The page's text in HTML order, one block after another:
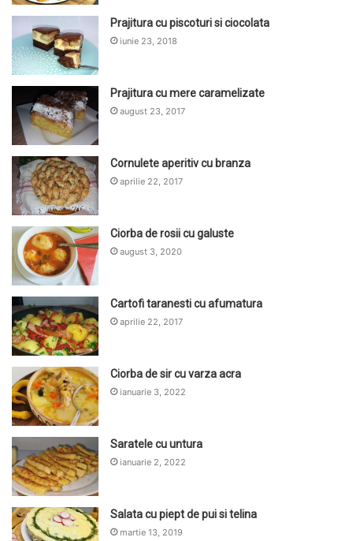
Prajitura cu piscoturi si ciocolata
iunie 23, 2018
Prajitura cu mere caramelizate
august 23, 2017
Cornulete aperitiv cu branza
aprilie 22, 2017
Ciorba de rosii cu galuste
august 3, 2020
Cartofi taranesti cu afumatura
aprilie 22, 2017
Ciorba de sir cu varza acra
ianuarie 3, 2022
Saratele cu untura
ianuarie 2, 2022
Salata cu piept de pui si telina
martie 13, 2019